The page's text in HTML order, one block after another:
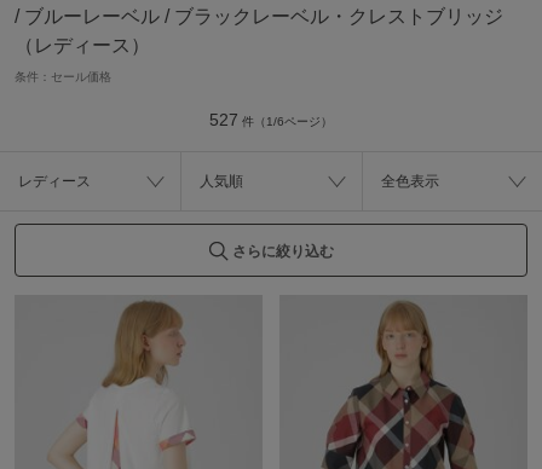
/ ブルーレーベル / ブラックレーベル・クレストブリッジ
（レディース）
条件： セール価格
527 件（1/6ページ）
レディース 人気順 全色表示
さらに絞り込む